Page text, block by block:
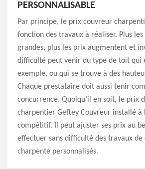
PERSONNALISABLE
Par principe, le prix couvreur
fonction des travaux à réaliser. Plus
grandes, plus les prix augmentent et
difficulté peut venir du type de toit qui
exemple, ou qui se trouve à des
Chaque prestataire doit aussi tenir
concurrence. Quoiqu’il en soit, le prix
charpentier Geftey Couvreur installé à
compétitif. Il peut ajuster ses prix au
effectuer sans difficulté des travaux
charpente personnalisés.